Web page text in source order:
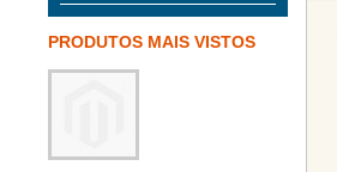
PRODUTOS MAIS VISTOS